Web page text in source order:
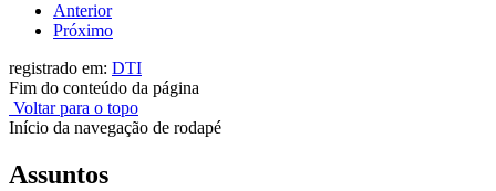
Anterior
Próximo
registrado em: DTI
Fim do conteúdo da página
Voltar para o topo
Início da navegação de rodapé
Assuntos